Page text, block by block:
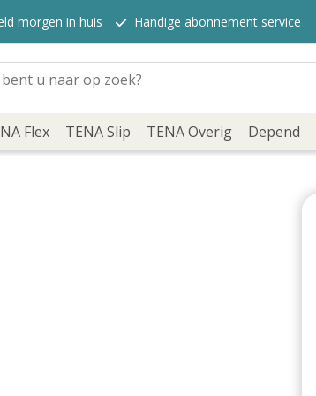
morgen in huis Handige abonnement service
Flex TENA Slip TENA Overig Depend